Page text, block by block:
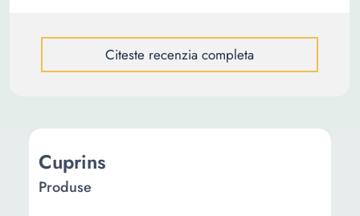
Citeste recenzia completa
Cuprins
Produse